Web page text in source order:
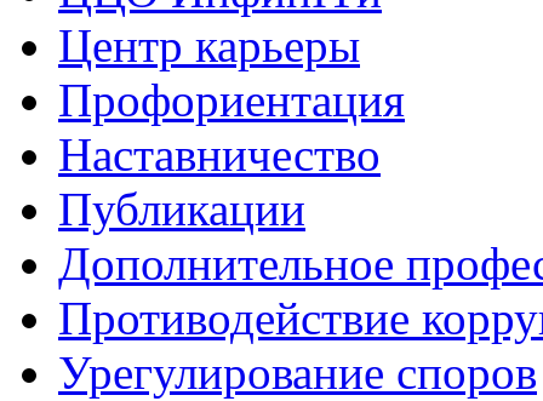
Центр карьеры
Профориентация
Наставничество
Публикации
Дополнительное
Противодействие
Урегулирование споров